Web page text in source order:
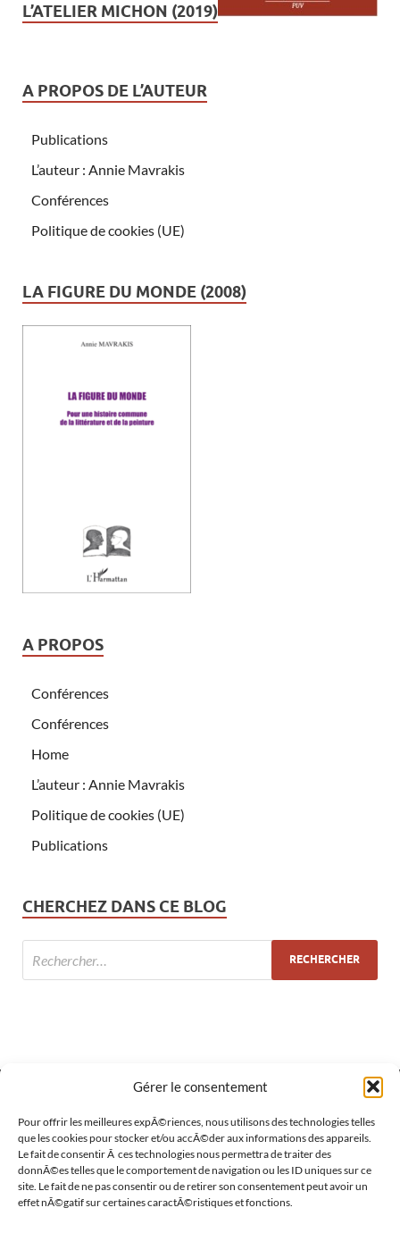
Gérer le consentement
Pour offrir les meilleures expÃ©riences, nous utilisons des technologies telles
que les cookies pour stocker et/ou accÃ©der aux informations des appareils.
Le fait de consentir Ã ces technologies nous permettra de traiter des
donnÃ©es telles que le comportement de navigation ou les ID uniques sur ce
site. Le fait de ne pas consentir ou de retirer son consentement peut avoir un
effet nÃ©gatif sur certaines caractÃ©ristiques et fonctions.
L’ATELIER MICHON (2019)
A PROPOS DE L’AUTEUR
Publications
L’auteur : Annie Mavrakis
Conférences
Politique de cookies (UE)
LA FIGURE DU MONDE (2008)
A PROPOS
Conférences
Conférences
Home
L’auteur : Annie Mavrakis
Politique de cookies (UE)
Publications
CHERCHEZ DANS CE BLOG
MÉTA
Connexion
Flux des publications